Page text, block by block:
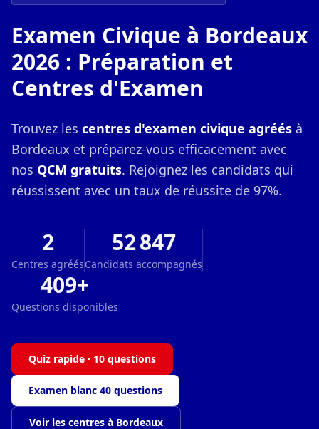
Examen Civique à Bordeaux
2026 : Préparation et
Centres d'Examen
Trouvez les centres d'examen civique agréés à
Bordeaux et préparez-vous efficacement avec
nos QCM gratuits. Rejoignez les candidats qui
réussissent avec un taux de réussite de 97%.
2
Centres agréés
52 847
Candidats accompagnés
409+
Questions disponibles
Quiz rapide · 10 questions
Examen blanc 40 questions
Voir les centres à Bordeaux